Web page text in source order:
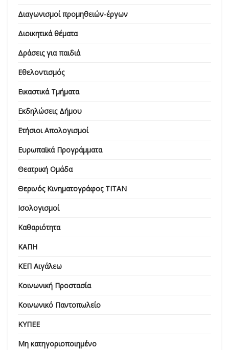
Διαγωνισμοί προμηθειών-έργων
Διοικητικά θέματα
Δράσεις για παιδιά
Εθελοντισμός
Εικαστικά Τμήματα
Εκδηλώσεις Δήμου
Ετήσιοι Απολογισμοί
Ευρωπαϊκά Προγράμματα
Θεατρική Ομάδα
Θερινός Κινηματογράφος ΤΙΤΑΝ
Ισολογισμοί
Καθαριότητα
ΚΑΠΗ
ΚΕΠ Αιγάλεω
Κοινωνική Προστασία
Κοινωνικό Παντοπωλείο
ΚΥΠΕΕ
Μη κατηγοριοποιημένο